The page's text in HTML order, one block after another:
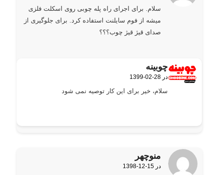
سلام. برای اجرای راه پله چوبی روی اسکلت فلزی
میشه از فوم سایلنت استفاده کرد. برای جلوگیری از
صدای قیژ قیژ چوب؟؟؟
چوبینه
گفته:1399-02-28 در
سلام، خیر برای این کار توصیه نمی شود
منوچهر
گفته:1398-12-15 در